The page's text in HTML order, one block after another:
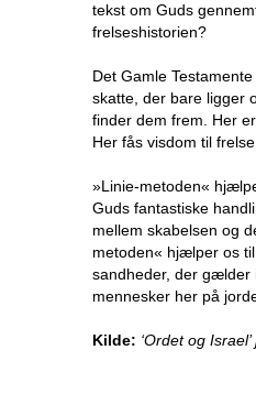
tekst om Guds
frelseshistorien?
Det Gamle
skatte, der bare ligger
finder dem frem. Her
Her fås visdom til frelse.
»Linie-metoden«
Guds fantastiske
mellem skabelsen og
metoden« hjælper os
sandheder, der gælder
mennesker her på
Kilde: ‘Ordet og